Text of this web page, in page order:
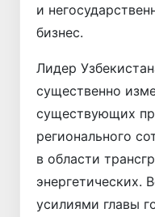
и
бизнес.
Лидер
существенно
существующих
регионального
в области
энергетических.
усилиями главы